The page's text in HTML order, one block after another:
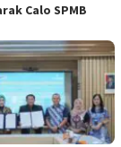
Calo SPMB